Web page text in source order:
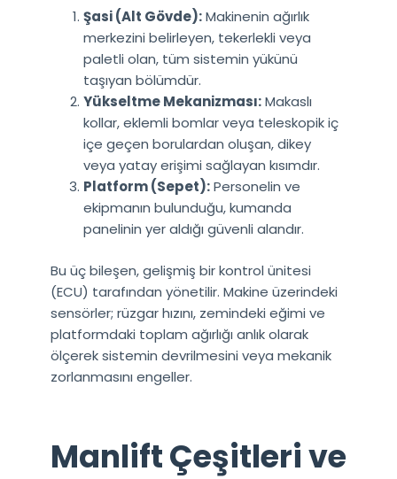
Şasi (Alt Gövde):Makinenin ağırlık
merkezini belirleyen, tekerlekli veya
paletli olan, tüm sistemin yükünü
taşıyan bölümdür.
Yükseltme Mekanizması:Makaslı
kollar, eklemli bomlar veya teleskopik iç
içe geçen borulardan oluşan, dikey
veya yatay erişimi sağlayan kısımdır.
Platform (Sepet):Personelin ve
ekipmanın bulunduğu, kumanda
panelinin yer aldığı güvenli alandır.
Bu üç bileşen, gelişmiş bir kontrol ünitesi
(ECU) tarafından yönetilir. Makine üzerindeki
sensörler; rüzgar hızını, zemindeki eğimi ve
platformdaki toplam ağırlığı anlık olarak
ölçerek sistemin devrilmesini veya mekanik
zorlanmasını engeller.
Manlift Çeşitleri ve